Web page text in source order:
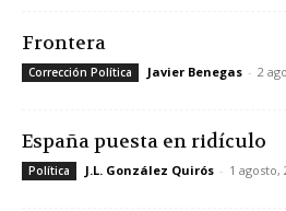
Frontera
Corrección Política Javier Benegas - 2
España puesta en ridículo
Política J.L. González Quirós - 1 agosto,